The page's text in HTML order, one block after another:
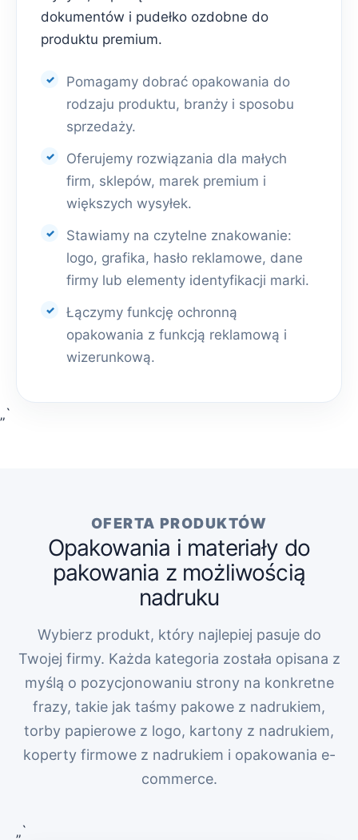
dokumentów i pudełko ozdobne do
produktu premium.
Pomagamy dobrać opakowania do
rodzaju produktu, branży i sposobu
sprzedaży.
Oferujemy rozwiązania dla małych
firm, sklepów, marek premium i
większych wysyłek.
Stawiamy na czytelne znakowanie:
logo, grafika, hasło reklamowe, dane
firmy lub elementy identyfikacji marki.
Łączymy funkcję ochronną
opakowania z funkcją reklamową i
wizerunkową.
„`
OFERTA PRODUKTÓW
Opakowania i materiały do
pakowania z możliwością
nadruku
Wybierz produkt, który najlepiej pasuje do
Twojej firmy. Każda kategoria została opisana z
myślą o pozycjonowaniu strony na konkretne
frazy, takie jak taśmy pakowe z nadrukiem,
torby papierowe z logo, kartony z nadrukiem,
koperty firmowe z nadrukiem i opakowania e-
commerce.
„`